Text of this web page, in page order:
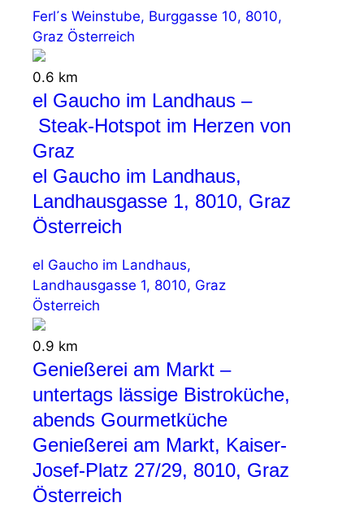
Ferl᾽s Weinstube, Burggasse 10, 8010,
Graz Österreich
0.6 km
el Gaucho im Landhaus –
Steak-Hotspot im Herzen von
Graz
el Gaucho im Landhaus,
Landhausgasse 1, 8010, Graz
Österreich
el Gaucho im Landhaus,
Landhausgasse 1, 8010, Graz
Österreich
0.9 km
Genießerei am Markt –
untertags lässige Bistroküche,
abends Gourmetküche
Genießerei am Markt, Kaiser-
Josef-Platz 27/29, 8010, Graz
Österreich